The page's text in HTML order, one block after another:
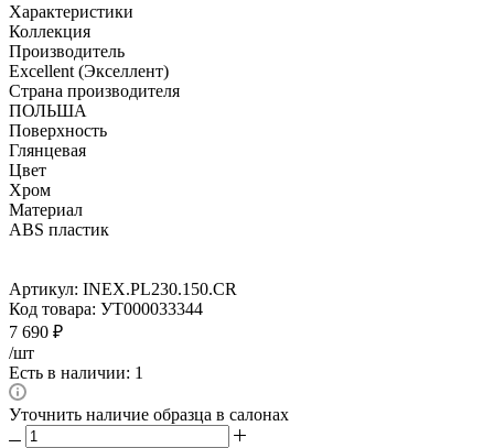
Характеристики
Коллекция
Производитель
Excellent (Экселлент)
Страна производителя
ПОЛЬША
Поверхность
Глянцевая
Цвет
Хром
Материал
ABS пластик
Артикул: INEX.PL230.150.CR
Код товара: УТ000033344
7 690 ₽
/шт
Есть в наличии: 1
Уточнить наличие образца в салонах